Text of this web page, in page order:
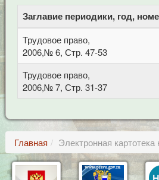
Заглавие периодики, год,
Трудовое право,
2006,№ 6, Стр. 47-53
Трудовое право,
2006,№ 7, Стр. 31-37
Главная Электронная